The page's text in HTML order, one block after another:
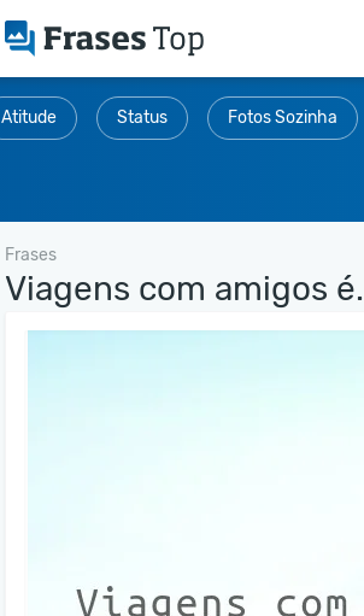
Atitude Status Fotos Sozinha
Frases
Viagens com amigos